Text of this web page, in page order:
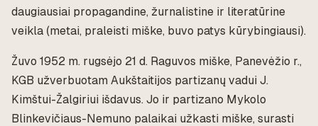
daugiausiai propagandine, žurnalistine ir literatūrine
veikla (metai, praleisti miške, buvo patys kūrybingiausi).
Žuvo 1952 m. rugsėjo 21 d. Raguvos miške, Panevėžio r.,
KGB užverbuotam Aukštaitijos partizanų vadui J.
Kimštui-Žalgiriui išdavus. Jo ir partizano Mykolo
Blinkevičiaus-Nemuno palaikai užkasti miške, surasti